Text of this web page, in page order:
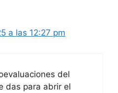
a las 12:27 pm
del
das para abrir el